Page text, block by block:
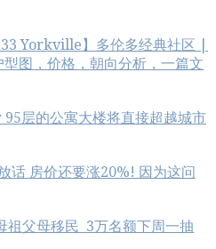
Yorkville】多伦多经典社区 |
图，价格，朝向分析，一篇文
层的公寓大楼将直接超越城市
话 房价还要涨20%! 因为这问
祖父母移民 3万名额下周一抽